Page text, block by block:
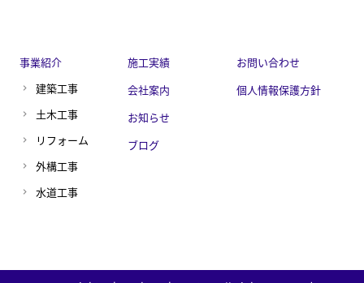
事業紹介
建築工事
土木工事
リフォーム
外構工事
水道工事
施工実績
会社案内
お知らせ
ブログ
お問い合わせ
個人情報保護方針